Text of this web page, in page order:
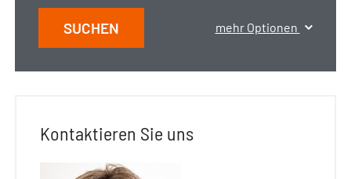
SUCHEN mehr Optionen
Kontaktieren Sie uns